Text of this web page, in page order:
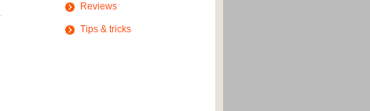
Reviews
Tips & tricks